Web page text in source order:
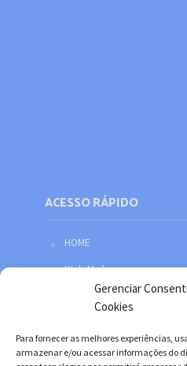
Gerenciar
Cookies
Para fornecer as melhores experiências,
armazenar e/ou acessar informações do
ACESSO RÁPIDO
HOME
Web Mail
Política de privacidade
Facebook